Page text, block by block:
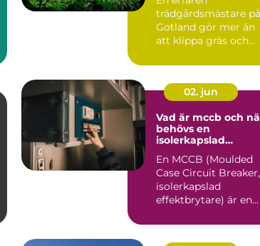
trädgårdsmästare på
Gotland gör mer än
att klippa gräs och
med kalk...
02. jun
Vad är mccb och
behövs en
isolerkapslad
En MCCB (Moulded
Case Circuit Breaker,
isolerkapslad
effektbrytare) är en
elin...